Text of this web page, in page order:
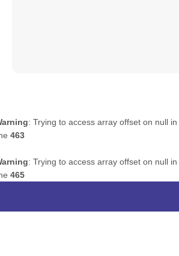
: Trying to access array offset on null in
463
: Trying to access array offset on null in
465